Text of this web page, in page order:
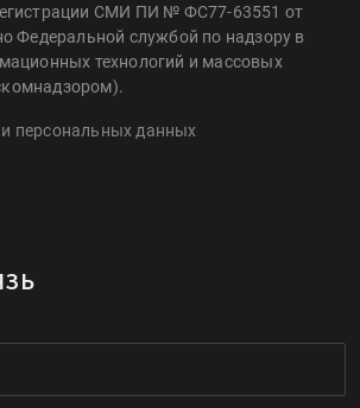
СМИ ПИ № ФС77-63551 от
Федеральной службой по надзору в
технологий и массовых
персональных данных